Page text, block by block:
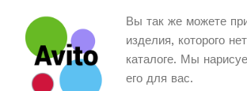
Вы так же можете
изделия, которого
каталоге. Мы
его для вас.